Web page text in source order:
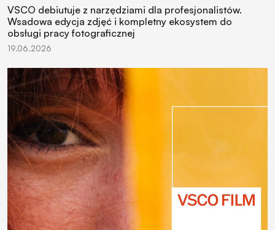
VSCO debiutuje z narzędziami dla profesjonalistów.
Wsadowa edycja zdjęć i kompletny ekosystem do
obsługi pracy fotograficznej
19.06.2026